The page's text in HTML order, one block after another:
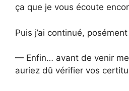
ça que je vous écoute
Puis j’ai continué, posément
— Enfin… avant de venir
auriez dû vérifier vos